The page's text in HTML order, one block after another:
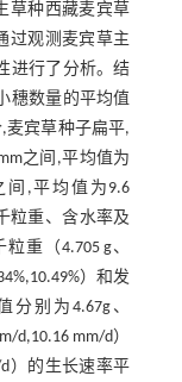
草种西藏麦宾草
过观测麦宾草主
进行了分析。结
穗数量的平均值
,麦宾草种子扁平,
之间,平均值为
间,平均值为9.6
粒重、含水率及
重（4.705 g、
）和发
分别为4.67g、
d,10.16 mm/d）
d）的生长速率平